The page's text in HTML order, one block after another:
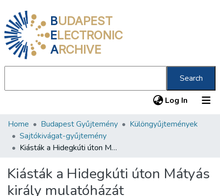
BUDAPEST
ELECTRONIC
ARCHIVE
Search
Log In (current)
Communities & Collections
All of DSpace
About us
Home Budapest Gyűjtemény
Különgyűjtemények
Sajtókivágat-gyűjtemény
Kiásták a Hidegkúti úton Mátyás király mulatóházát
Kiásták a Hidegkúti úton Mátyás
király mulatóházát